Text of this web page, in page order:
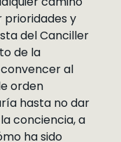
prioridades y
del Canciller
de la
al
orden
hasta no dar
conciencia, a
ha sido